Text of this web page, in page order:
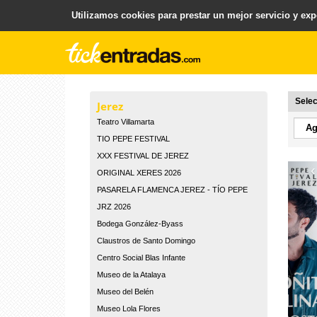
Plataforma para la Venta y Gestion de Entradas .
Jerez
Teatro Villamarta
TIO PEPE FESTIVAL
XXX FESTIVAL DE JEREZ
ORIGINAL XERES 2026
PASARELA FLAMENCA JEREZ - TÍO PEPE
JRZ 2026
Bodega González-Byass
Claustros de Santo Domingo
Centro Social Blas Infante
Museo de la Atalaya
Museo del Belén
Museo Lola Flores
‹
Utilizamos cookies para prestar un mejor servicio y